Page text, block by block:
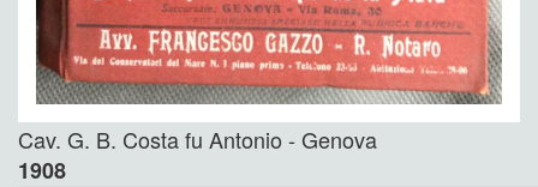
Cav. G. B. Costa fu Antonio - Genova
1908